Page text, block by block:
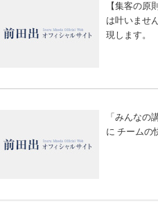
【集客の原
は叶いませ
現します。
「みんなの
に チームの